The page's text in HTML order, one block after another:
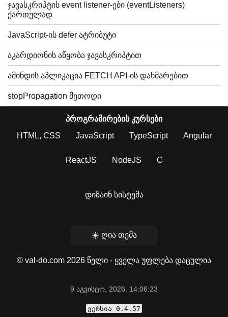
ჯავასკრიპტის event listener-ები (eventListeners)
ქართულად
JavaScript-ის defer ატრიბუტი
აკარდიონის აწყობა ჯავასკრიპტით
ამინდის აპლიკაცია FETCH API-ის დახმარებით
stopPropagation მეთოდი
პროგრამირების კურსები
HTML, CSS
JavaScript TypeScript Angular
ReactJS NodeJS C
დიზაინ სისტემა
☀️ ღია თემა
© val-do.com 2026 წელი - ყველა უფლება დაცულია
9 აგვისტო, 2026, 14:06:23
ვერსია 0.4.57